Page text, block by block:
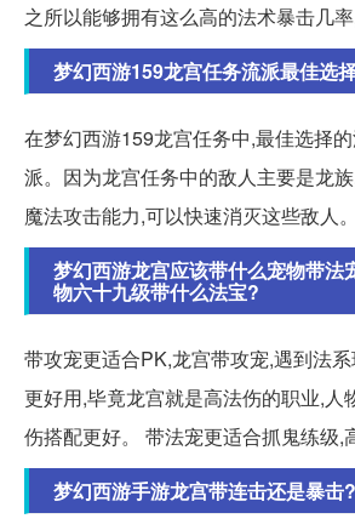
之所以能够拥有这么高的法术暴击几率
梦幻西游159龙宫任务流派最佳选
在梦幻西游159龙宫任务中,最佳选择
派。因为龙宫任务中的敌人主要是龙
魔法攻击能力,可以快速消灭这些敌人
梦幻西游龙宫应该带什么宠物带法
物六十九级带什么法宝?
带攻宠更适合PK,龙宫带攻宠,遇到法
更好用,毕竟龙宫就是高法伤的职业,人
伤搭配更好。 带法宠更适合抓鬼练级,
梦幻西游手游龙宫带连击还是暴击?